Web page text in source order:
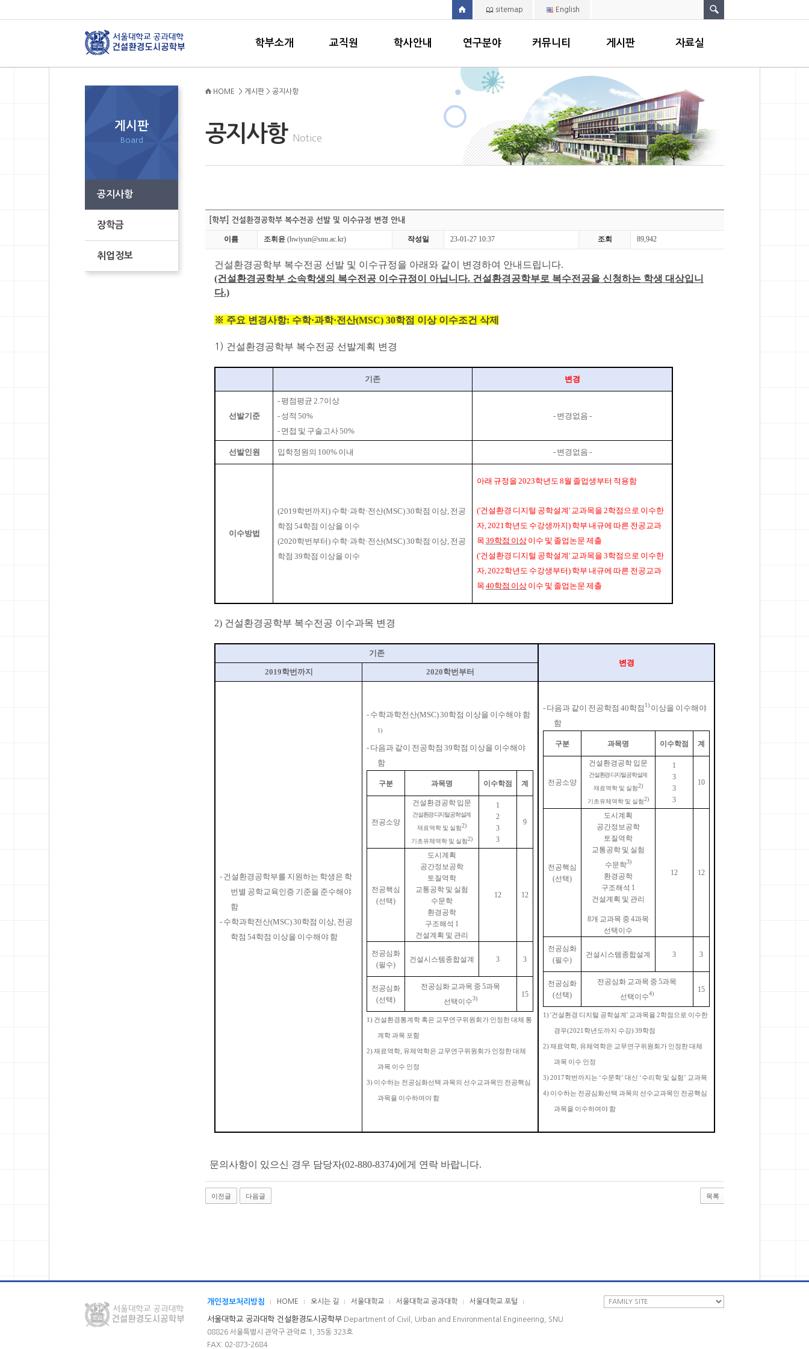
sitemap English
학부소개 교직원 학사안내 연구분야 커뮤니티 게시판 자료실
게시판
Board
공지사항
장학금
취업정보
공지사항 Notice
HOME > 게시판 > 공지사항
[학부] 건설환경공학부 복수전공 선발 및 이수규정 변경 안내
이름 조휘윤 (hwiyun@snu.ac.kr) 작성일 23-01-27 10:37 조회 89,942
건설환경공학부 복수전공 선발 및 이수규정을 아래와 같이 변경하여 안내드립니다.
(건설환경공학부 소속학생의 복수전공 이수규정이 아닙니다. 건설환경공학부로 복수전공을 신청하는 학생 대상입니
다.)
※ 주요 변경사항: 수학·과학·전산(MSC) 30학점 이상 이수조건 삭제
1) 건설환경공학부 복수전공 선발계획 변경
기존 변경
선발기준
-평점평균 2.7이상
- 성적 50%
- 면접 및 구술고사50%
- 변경없음 -
선발인원 입학정원의 100% 이내 - 변경없음 -
이수방법
(2019학번까지) 수학·과학·전산(MSC) 30학점 이상, 전공
학점 54학점 이상을 이수
(2020학번부터) 수학·과학·전산(MSC) 30학점 이상, 전공
학점 39학점 이상을 이수
아래 규정을 2023학년도 8월 졸업생부터 적용함
('건설환경 디지털 공학설계' 교과목을 2학점으로 이수한
자, 2021학년도 수강생까지) 학부 내규에 따른 전공교과
목 39학점 이상 이수 및 졸업논문 제출
('건설환경 디지털 공학설계' 교과목을 3학점으로 이수한
자, 2022학년도 수강생부터) 학부 내규에 따른 전공교과
목 40학점 이상 이수 및 졸업논문 제출
2) 건설환경공학부 복수전공 이수과목 변경
기존
변경
2019학번까지 2020학번부터
- 건설환경공학부를 지원하는 학생은 학
번별 공학교육인증 기준을 준수해야
함
- 수학과학전산(MSC) 30학점 이상, 전공
학점 54학점 이상을 이수해야 함
- 수학과학전산(MSC) 30학점 이상을 이수해야 함
1)
- 다음과 같이 전공학점 39학점 이상을 이수해야
함
구분 과목명 이수학점 계
전공소양
건설환경공학 입문
건설환경 디지털 공학설계
재료역학 및 실험2)
기초유체역학 및 실험2)
1
2
3
3
9
전공핵심
(선택)
도시계획
공간정보공학
토질역학
교통공학 및 실험
수문학
환경공학
구조해석 1
건설계획 및 관리
12 12
전공심화
(필수)
건설시스템종합설계 3 3
전공심화
(선택)
전공심화 교과목 중5과목
선택이수3) 15
1) 건설환경통계학 혹은 교무연구위원회가 인정한 대체 통
계학 과목 포함
2)재료역학, 유체역학은 교무연구위원회가 인정한 대체
과목 이수 인정
3) 이수하는 전공심화선택 과목의 선수교과목인 전공핵심
과목을 이수하여야 함
- 다음과 같이 전공학점 40학점 1) 이상을 이수해야
함
구분 과목명 이수학점 계
전공소양
건설환경공학 입문
건설환경 디지털 공학설계
재료역학 및 실험2)
기초유체역학 및 실험2)
1
3
3
3
10
전공핵심
(선택)
도시계획
공간정보공학
토질역학
교통공학 및 실험
수문학3)
환경공학
구조해석 1
건설계획 및 관리
8개 교과목 중 4과목
선택이수
12 12
전공심화
(필수)
건설시스템종합설계 3 3
전공심화
(선택)
전공심화 교과목 중5과목
선택이수4) 15
1) '건설환경 디지털 공학설계 ' 교과목을 2학점으로 이수한
경우(2021 학년도까지 수강) 39학점
2)재료역학, 유체역학은 교무연구위원회가 인정한 대체
과목 이수 인정
3) 2017학번까지는 ‘수문학’ 대신 ‘수리학 및 실험 ’ 교과목
4) 이수하는 전공심화선택 과목의 선수교과목인 전공핵심
과목을 이수하여야 함
문의사항이 있으신 경우 담당자(02-880-8374)에게 연락 바랍니다.
이전글 다음글 목록
개인정보처리방침 HOME 오시는 길 서울대학교 서울대학교 공과대학 서울대학교 포털
서울대학교 공과대학 건설환경도시공학부 Department of Civil, Urban and Environmental Engineering, SNU
08826 서울특별시 관악구 관악로 1, 35동 323호
FAX: 02-873-2684